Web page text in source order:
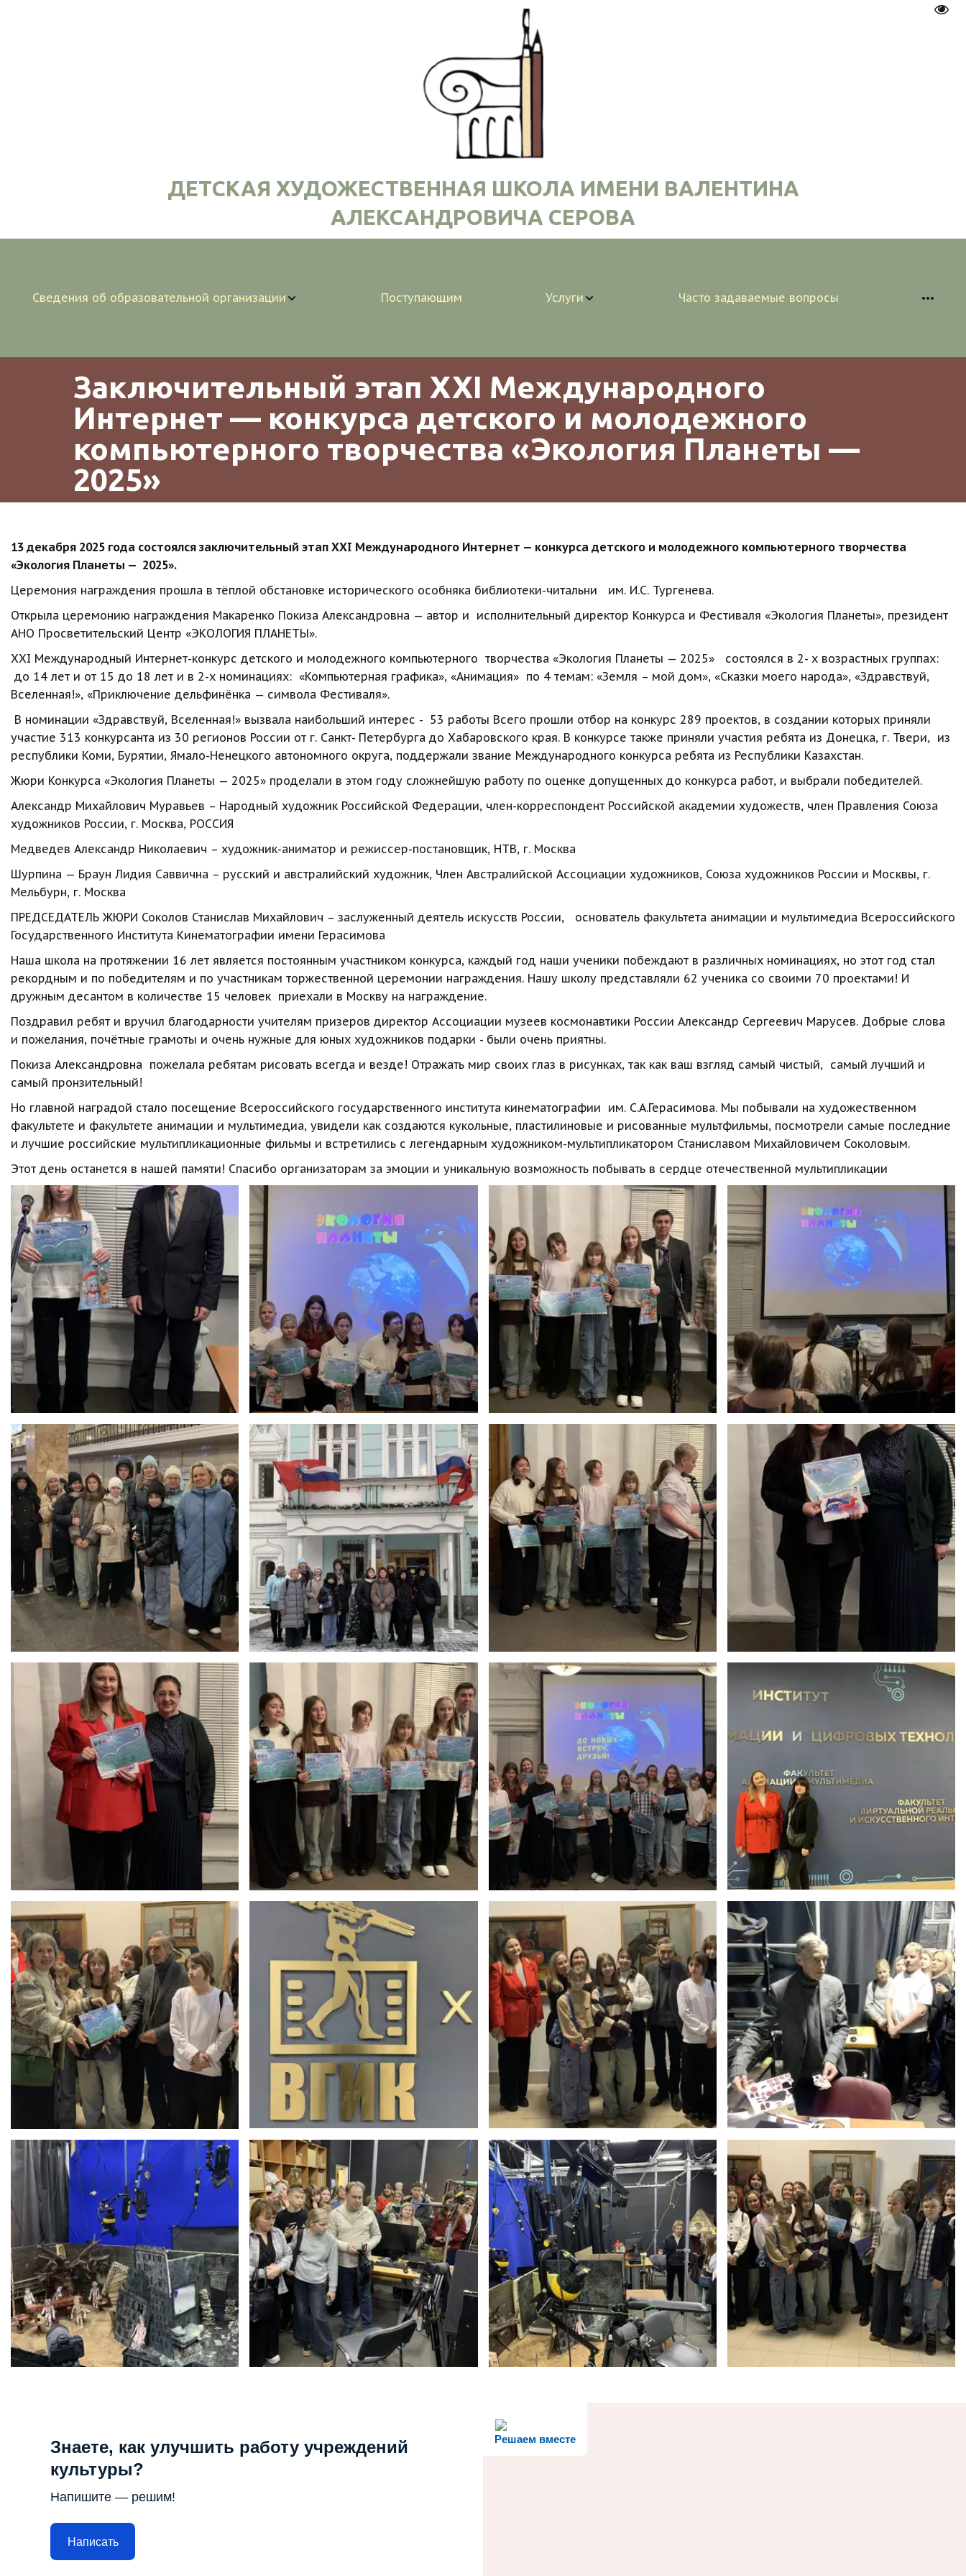
ДЕТСКАЯ ХУДОЖЕСТВЕННАЯ ШКОЛА ИМЕНИ ВАЛЕНТИНА
АЛЕКСАНДРОВИЧА СЕРОВА
Сведения об образовательной организации Поступающим Услуги Часто задаваемые вопросы
Заключительный этап ХХI Международного
Интернет — конкурса детского и молодежного
компьютерного творчества «Экология Планеты —
2025»
13 декабря 2025 года состоялся заключительный этап ХХI Международного Интернет — конкурса детского и молодежного компьютерного творчества
«Экология Планеты —  2025».
Церемония награждения прошла в тёплой обстановке исторического особняка библиотеки-читальни   им. И.С. Тургенева.
Открыла церемонию награждения Макаренко Покиза Александровна — автор и  исполнительный директор Конкурса и Фестиваля «Экология Планеты», президент
АНО Просветительский Центр «ЭКОЛОГИЯ ПЛАНЕТЫ».
ХХI Международный Интернет-конкурс детского и молодежного компьютерного  творчества «Экология Планеты — 2025»   состоялся в 2- х возрастных группах:
до 14 лет и от 15 до 18 лет и в 2-х номинациях:  «Компьютерная графика», «Анимация»  по 4 темам: «Земля – мой дом», «Сказки моего народа», «Здравствуй,
Вселенная!», «Приключение дельфинёнка — символа Фестиваля».
В номинации «Здравствуй, Вселенная!» вызвала наибольший интерес -  53 работы Всего прошли отбор на конкурс 289 проектов, в создании которых приняли
участие 313 конкурсанта из 30 регионов России от г. Санкт- Петербурга до Хабаровского края. В конкурсе также приняли участия ребята из Донецка, г. Твери,  из
республики Коми, Бурятии, Ямало-Ненецкого автономного округа, поддержали звание Международного конкурса ребята из Республики Казахстан.
Жюри Конкурса «Экология Планеты — 2025» проделали в этом году сложнейшую работу по оценке допущенных до конкурса работ, и выбрали победителей.
Александр Михайлович Муравьев – Народный художник Российской Федерации, член-корреспондент Российской академии художеств, член Правления Союза
художников России, г. Москва, РОССИЯ
Медведев Александр Николаевич – художник-аниматор и режиссер-постановщик, НТВ, г. Москва
Шурпина — Браун Лидия Саввична – русский и австралийский художник, Член Австралийской Ассоциации художников, Союза художников России и Москвы, г.
Мельбурн, г. Москва
ПРЕДСЕДАТЕЛЬ ЖЮРИ Соколов Станислав Михайлович – заслуженный деятель искусств России,   основатель факультета анимации и мультимедиа Всероссийского
Государственного Института Кинематографии имени Герасимова
Наша школа на протяжении 16 лет является постоянным участником конкурса, каждый год наши ученики побеждают в различных номинациях, но этот год стал
рекордным и по победителям и по участникам торжественной церемонии награждения. Нашу школу представляли 62 ученика со своими 70 проектами! И
дружным десантом в количестве 15 человек  приехали в Москву на награждение.
Поздравил ребят и вручил благодарности учителям призеров директор Ассоциации музеев космонавтики России Александр Сергеевич Марусев. Добрые слова
и пожелания, почётные грамоты и очень нужные для юных художников подарки - были очень приятны.
Покиза Александровна  пожелала ребятам рисовать всегда и везде! Отражать мир своих глаз в рисунках, так как ваш взгляд самый чистый,  самый лучший и
самый пронзительный!
Но главной наградой стало посещение Всероссийского государственного института кинематографии  им. С.А.Герасимова. Мы побывали на художественном
факультете и факультете анимации и мультимедиа, увидели как создаются кукольные, пластилиновые и рисованные мультфильмы, посмотрели самые последние
и лучшие российские мультипликационные фильмы и встретились с легендарным художником-мультипликатором Станиславом Михайловичем Соколовым.
Этот день останется в нашей памяти! Спасибо организаторам за эмоции и уникальную возможность побывать в сердце отечественной мультипликации
Решаем вместе
Знаете, как улучшить работу учреждений
культуры?
Напишите — решим!
Написать